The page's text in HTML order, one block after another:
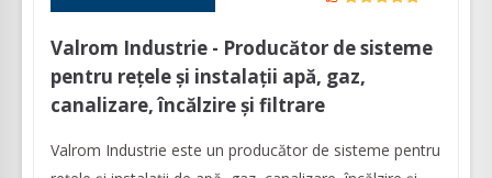
Valrom Industrie - Producător de sisteme
pentru rețele și instalații apă, gaz,
canalizare, încălzire și filtrare
Valrom Industrie este un producător de sisteme pentru